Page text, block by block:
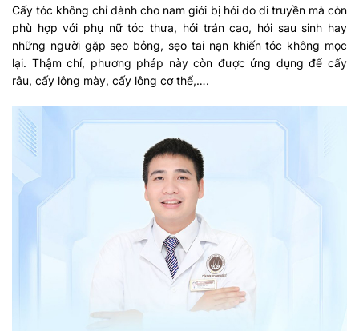
Cấy tóc không chỉ dành cho nam giới bị hói do di truyền mà còn
phù hợp với phụ nữ tóc thưa, hói trán cao, hói sau sinh hay
những người gặp sẹo bỏng, sẹo tai nạn khiến tóc không mọc
lại. Thậm chí, phương pháp này còn được ứng dụng để cấy
râu, cấy lông mày, cấy lông cơ thể,….